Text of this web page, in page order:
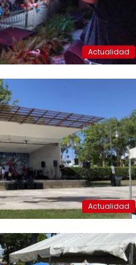
Actualidad
Actualidad